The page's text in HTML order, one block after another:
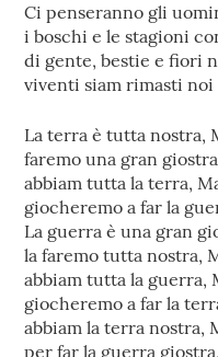
Ci penseranno gli
i boschi e le stagioni
di gente, bestie e fiori
viventi siam rimasti noi
La terra è tutta nostra,
faremo una gran
abbiam tutta la terra,
giocheremo a far la
La guerra è una gran
la faremo tutta nostra,
abbiam tutta la guerra,
giocheremo a far la
abbiam la terra nostra,
per far la guerra